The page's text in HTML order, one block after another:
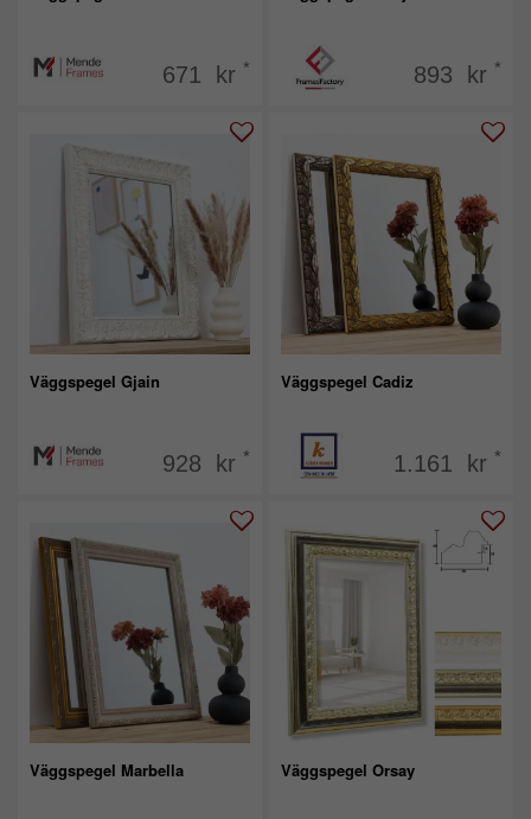
671 kr * 893 kr *
Väggspegel Gjain
928 kr *
Väggspegel Cadiz
1.161 kr *
Väggspegel Marbella Väggspegel Orsay